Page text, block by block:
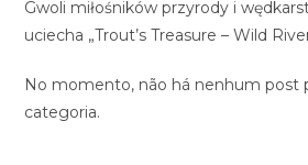
Gwoli miłośników przyrody i
uciecha „Trout’s Treasure – Wild
No momento, não há nenhum post
categoria.